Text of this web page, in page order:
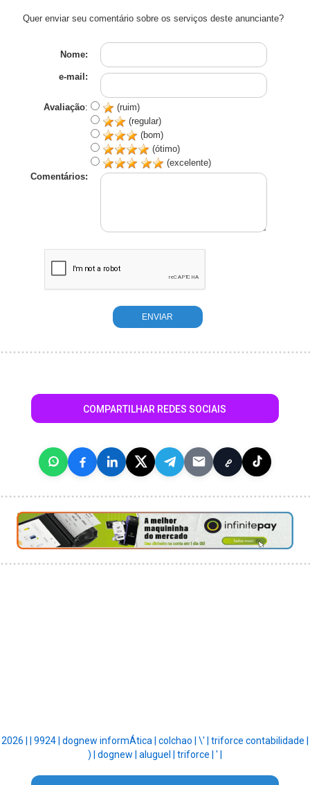
Quer enviar seu comentário sobre os serviços deste anunciante?
Nome:
e-mail:
Avaliação:
(ruim)
(regular)
(bom)
(ótimo)
(excelente)
Comentários:
COMPARTILHAR REDES SOCIAIS
2026 | 9924 | dognew informÁtica | colchao | \' | triforce contabilidade |
) | dognew | aluguel | triforce | ' |